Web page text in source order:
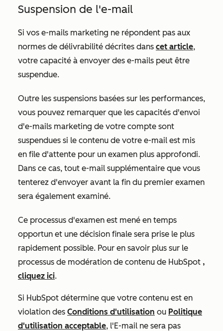
Suspension de l'e-mail
Si vos e-mails marketing ne répondent pas aux
normes de délivrabilité décrites dans cet article,
votre capacité à envoyer des e-mails peut être
suspendue.
Outre les suspensions basées sur les performances,
vous pouvez remarquer que les capacités d'envoi
d'e-mails marketing de votre compte sont
suspendues si le contenu de votre e-mail est mis
en file d'attente pour un examen plus approfondi.
Dans ce cas, tout e-mail supplémentaire que vous
tenterez d'envoyer avant la fin du premier examen
sera également examiné.
Ce processus d'examen est mené en temps
opportun et une décision finale sera prise le plus
rapidement possible. Pour en savoir plus sur le
processus de modération de contenu de HubSpot ,
cliquez ici.
Si HubSpot détermine que votre contenu est en
violation des Conditions d'utilisation ou Politique
d'utilisation acceptable, l'E-mail ne sera pas